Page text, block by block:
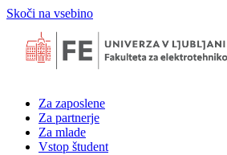
Skoči na vsebino
Za zaposlene
Za partnerje
Za mlade
Vstop študent